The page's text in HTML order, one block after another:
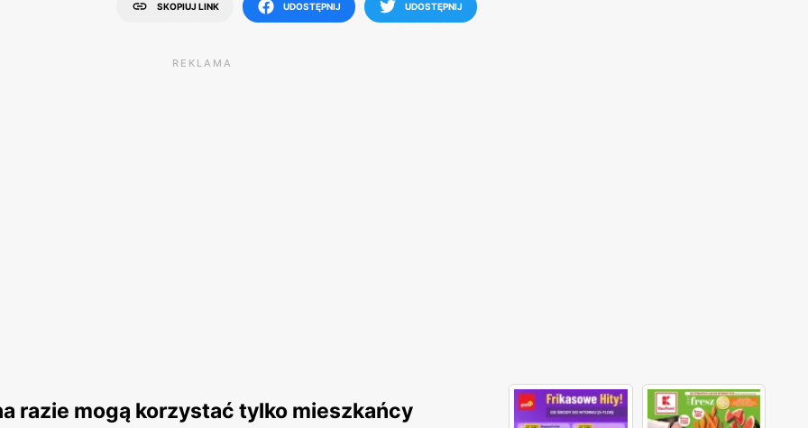
SKOPIUJ LINK UDOSTĘPNIJ UDOSTĘPNIJ
REKLAMA
razie mogą korzystać tylko mieszkańcy